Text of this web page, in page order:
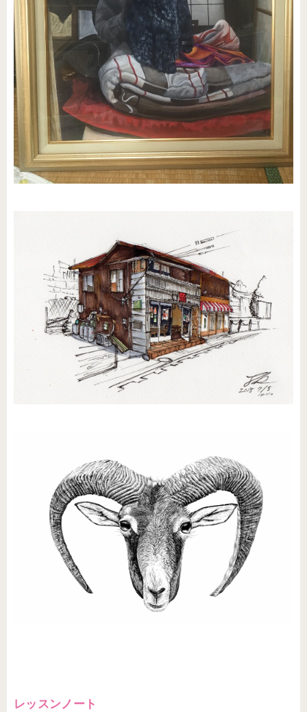
レッスンノート